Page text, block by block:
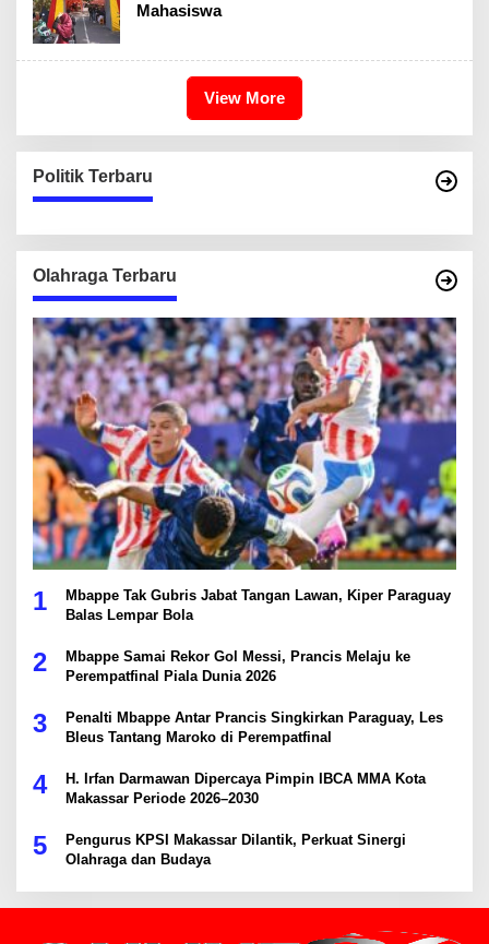
Mahasiswa
View More
Politik Terbaru
Olahraga Terbaru
1
Mbappe Tak Gubris Jabat Tangan Lawan, Kiper Paraguay
Balas Lempar Bola
2
Mbappe Samai Rekor Gol Messi, Prancis Melaju ke
Perempatfinal Piala Dunia 2026
3
Penalti Mbappe Antar Prancis Singkirkan Paraguay, Les
Bleus Tantang Maroko di Perempatfinal
4
H. Irfan Darmawan Dipercaya Pimpin IBCA MMA Kota
Makassar Periode 2026–2030
5
Pengurus KPSI Makassar Dilantik, Perkuat Sinergi
Olahraga dan Budaya